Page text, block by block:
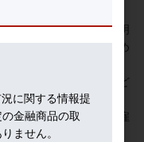
示唆したことになる。
月に、学校再開状況が明
性労働力の復帰が見極め
が期限切れになる、など
準に戻らないことは、雇
だ。
に関する情報提
金融商品の取
ません。